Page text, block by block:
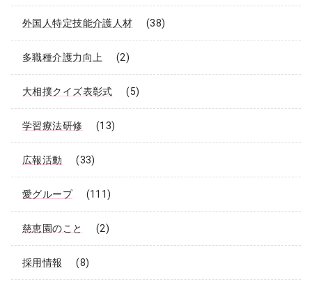
外国人特定技能介護人材 (38)
多職種介護力向上 (2)
大相撲クイズ表彰式 (5)
学習療法研修 (13)
広報活動 (33)
愛グループ (111)
慈恵園のこと (2)
採用情報 (8)